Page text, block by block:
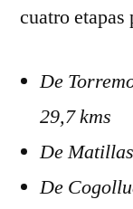
cuatro etapas
De
29,7 kms
De
De